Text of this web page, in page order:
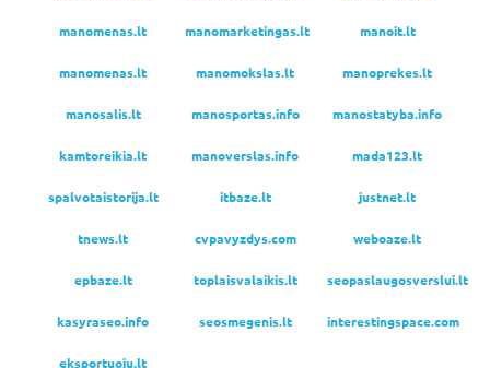
manomenas.lt manomarketingas.lt manoit.lt
manomenas.lt manomokslas.lt manoprekes.lt
manosalis.lt manosportas.info manostatyba.info
kamtoreikia.lt manoverslas.info mada123.lt
spalvotaistorija.lt itbaze.lt justnet.lt
tnews.lt cvpavyzdys.com weboaze.lt
epbaze.lt toplaisvalaikis.lt seopaslaugosverslui.lt
kasyraseo.info seosmegenis.lt interestingspace.com
eksportuoju.lt